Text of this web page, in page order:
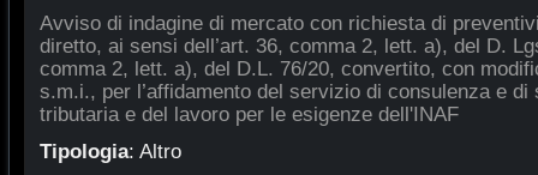
Avviso di indagine di mercato con richiesta di
diretto, ai sensi dell’art. 36, comma 2, lett. a), del D.
comma 2, lett. a), del D.L. 76/20, convertito, con
s.m.i., per l’affidamento del servizio di consulenza e
tributaria e del lavoro per le esigenze dell'INAF
Tipologia: Altro